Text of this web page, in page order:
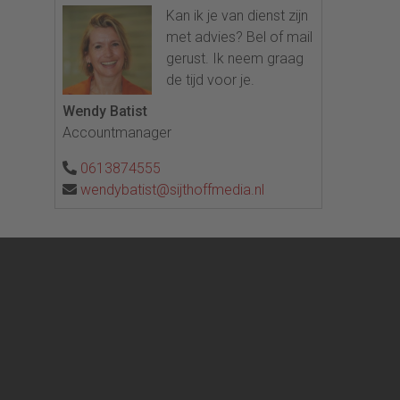
Kan ik je van dienst zijn
met advies? Bel of mail
gerust. Ik neem graag
de tijd voor je.
Wendy Batist
Accountmanager
0613874555
wendybatist@sijthoffmedia.nl